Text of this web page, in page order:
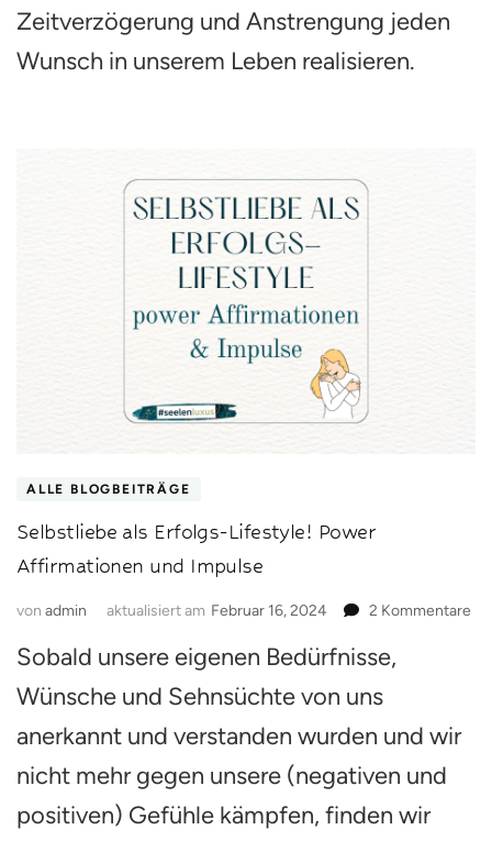
Zeitverzögerung und Anstrengung jeden
Wunsch in unserem Leben realisieren.
ALLE BLOGBEITRÄGE
Selbstliebe als Erfolgs-Lifestyle! Power
Affirmationen und Impulse
von admin aktualisiert am Februar 16, 2024 2 Kommentare
Sobald unsere eigenen Bedürfnisse,
Wünsche und Sehnsüchte von uns
anerkannt und verstanden wurden und wir
nicht mehr gegen unsere (negativen und
positiven) Gefühle kämpfen, finden wir